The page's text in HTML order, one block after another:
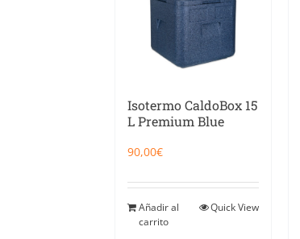
Isotermo CaldoBox 15
L Premium Blue
90,00€
Añadir al
carrito
Quick View